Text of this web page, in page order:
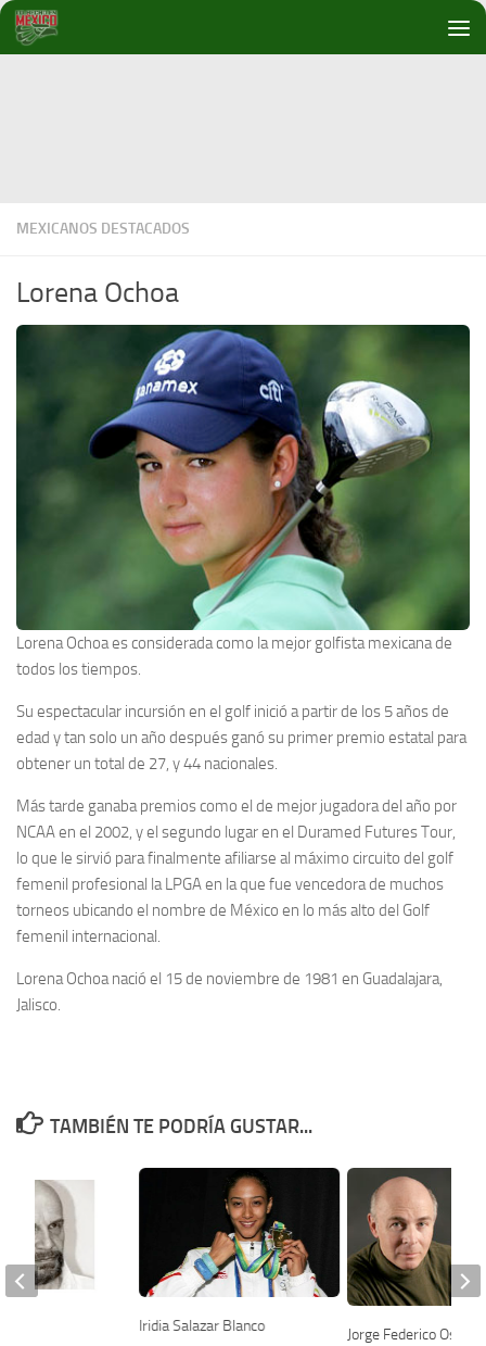
Debajo del contenido
MEXICANOS DESTACADOS
Lorena Ochoa
Lorena Ochoa es considerada como la mejor golfista mexicana de
todos los tiempos.
Su espectacular incursión en el golf inició a partir de los 5 años de
edad y tan solo un año después ganó su primer premio estatal para
obtener un total de 27, y 44 nacionales.
Más tarde ganaba premios como el de mejor jugadora del año por
NCAA en el 2002, y el segundo lugar en el Duramed Futures Tour,
lo que le sirvió para finalmente afiliarse al máximo circuito del golf
femenil profesional la LPGA en la que fue vencedora de muchos
torneos ubicando el nombre de México en lo más alto del Golf
femenil internacional.
Lorena Ochoa nació el 15 de noviembre de 1981 en Guadalajara,
Jalisco.
TAMBIÉN TE PODRÍA GUSTAR...
Iridia Salazar Blanco Jorge Federico Osorio